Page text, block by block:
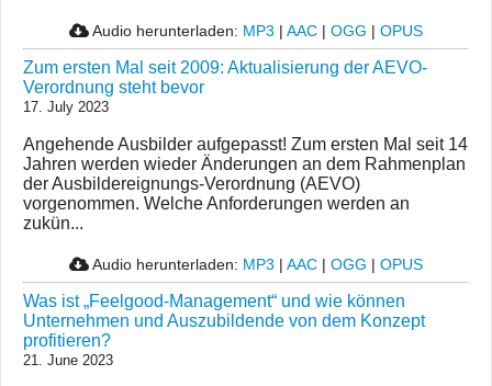
Audio herunterladen: MP3 | AAC | OGG | OPUS
Zum ersten Mal seit 2009: Aktualisierung der AEVO-
Verordnung steht bevor
17. July 2023
Angehende Ausbilder aufgepasst! Zum ersten Mal seit 14
Jahren werden wieder Änderungen an dem Rahmenplan
der Ausbildereignungs-Verordnung (AEVO)
vorgenommen. Welche Anforderungen werden an
zukün...
Audio herunterladen: MP3 | AAC | OGG | OPUS
Was ist „Feelgood-Management“ und wie können
Unternehmen und Auszubildende von dem Konzept
profitieren?
21. June 2023